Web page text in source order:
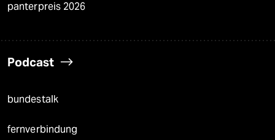
panterpreis 2026
Podcast
bundestalk
fernverbindung